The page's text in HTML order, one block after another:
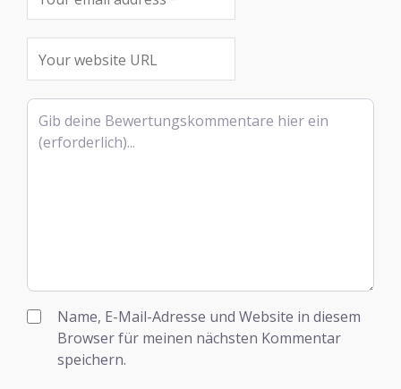
Rezensionstext
Name, E-Mail-Adresse und Website in diesem
Browser für meinen nächsten Kommentar
speichern.